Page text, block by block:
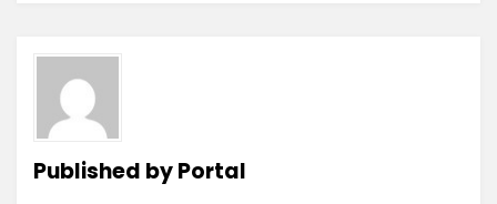
Published byPortal